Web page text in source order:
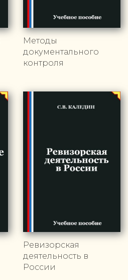
Методы
документального
контроля
Ревизорская
деятельность в
России